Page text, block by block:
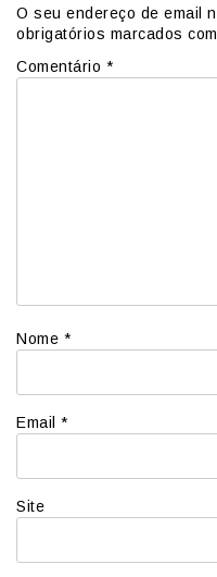
O seu endereço de email
obrigatórios marcados com
Comentário *
Nome *
Email *
Site